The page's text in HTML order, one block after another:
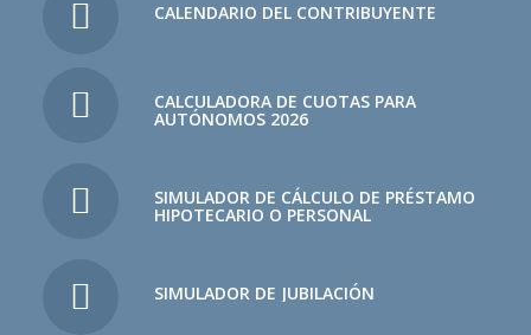
CALENDARIO DEL CONTRIBUYENTE
CALCULADORA DE CUOTAS PARA
AUTÓNOMOS 2026
SIMULADOR DE CÁLCULO DE PRÉSTAMO
HIPOTECARIO O PERSONAL
SIMULADOR DE JUBILACIÓN